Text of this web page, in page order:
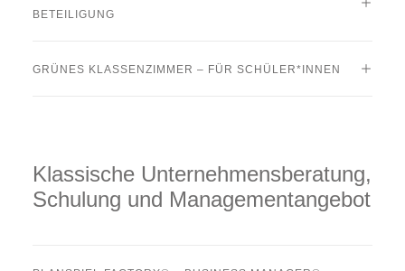
BETEILIGUNG
GRÜNES KLASSENZIMMER – FÜR SCHÜLER*INNEN
Klassische Unternehmensberatung,
Schulung und Managementangebot